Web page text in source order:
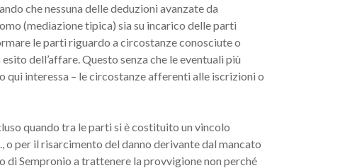
che nessuna delle deduzioni avanzate da
(mediazione tipica) sia su incarico delle parti
le parti riguardo a circostanze conosciute o
dell’affare. Questo senza che le eventuali più
interessa – le circostanze afferenti alle iscrizioni o
quando tra le parti si è costituito un vincolo
o per il risarcimento del danno derivante dal mancato
Sempronio a trattenere la provvigione non perché